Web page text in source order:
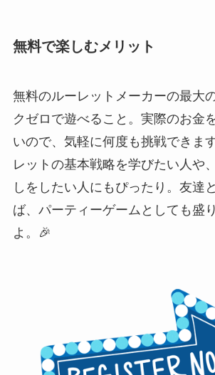
無料で楽しむメリット
無料のルーレットメーカーの最大
クゼロで遊べること。実際のお金
いので、気軽に何度も挑戦できま
レットの基本戦略を学びたい人や
しをしたい人にもぴったり。友達
ば、パーティーゲームとしても盛
よ。🎉